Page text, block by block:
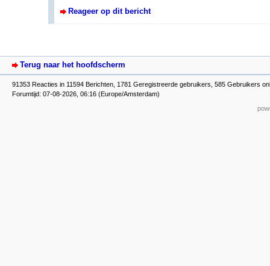
Reageer op dit bericht
Terug naar het hoofdscherm
91353 Reacties in 11594 Berichten, 1781 Geregistreerde gebruikers, 585 Gebruikers
Forumtijd: 07-08-2026, 06:16 (Europe/Amsterdam)